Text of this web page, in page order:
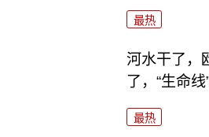
最热
河水干了，
了，“生命线
最热